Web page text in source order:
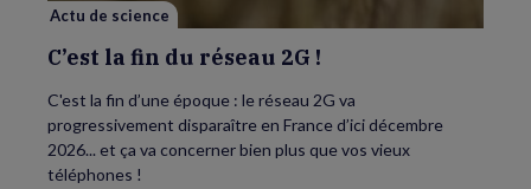
Actu de science
C’est la fin du réseau 2G !
C'est la fin d’une époque : le réseau 2G va
progressivement disparaître en France d’ici décembre
2026... et ça va concerner bien plus que vos vieux
téléphones !